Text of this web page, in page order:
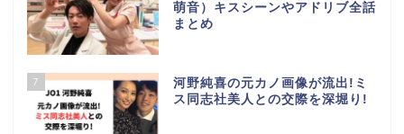
萌音）キスシーンやアドリブ全話
まとめ
7
河野純喜の元カノ画像が流出!ミ
ス同志社美人との交際を深堀り!